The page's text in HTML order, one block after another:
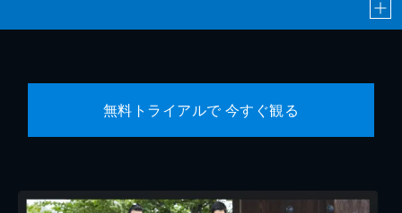
無料トライアルで 今すぐ観る